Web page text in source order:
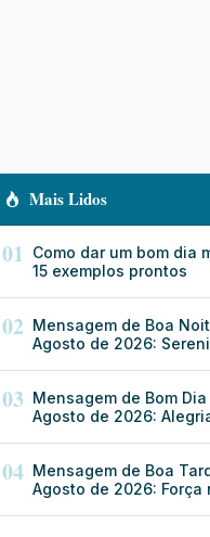
Mais Lidos
01 Como dar um bom dia
15 exemplos prontos
02 Mensagem de Boa
Agosto de 2026:
03 Mensagem de Bom
Agosto de 2026:
04 Mensagem de Boa
Agosto de 2026: Força